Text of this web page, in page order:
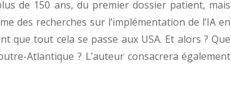
de 150 ans, du premier dossier patient, mais
des recherches sur l’implémentation de l’IA en
que tout cela se passe aux USA. Et alors ? Que
Atlantique ? L’auteur consacrera également